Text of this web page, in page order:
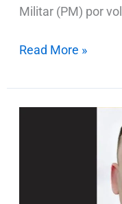
Militar (PM) por
Read More »